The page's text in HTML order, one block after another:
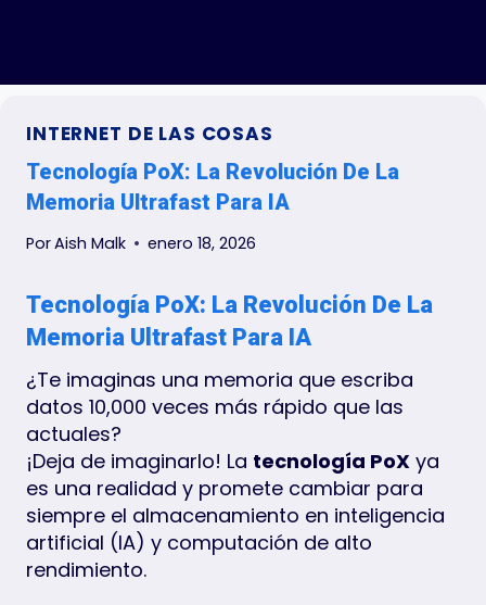
INTERNET DE LAS COSAS
Tecnología PoX: La Revolución De La
Memoria Ultrafast Para IA
PorAish Malk enero 18, 2026
Tecnología PoX: La Revolución De La
Memoria Ultrafast Para IA
¿Te imaginas una memoria que escriba
datos 10,000 veces más rápido que las
actuales?
¡Deja de imaginarlo! La tecnología PoX ya
es una realidad y promete cambiar para
siempre el almacenamiento en inteligencia
artificial (IA) y computación de alto
rendimiento.